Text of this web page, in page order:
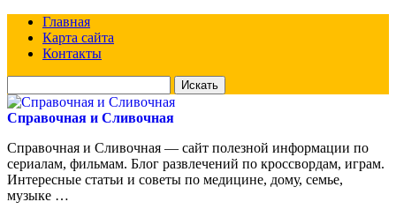
Главная
Карта сайта
Контакты
для:
Справочная и Сливочная
Справочная и Сливочная — сайт полезной информации по
сериалам, фильмам. Блог развлечений по кроссвордам, играм.
Интересные статьи и советы по медицине, дому, семье,
музыке …